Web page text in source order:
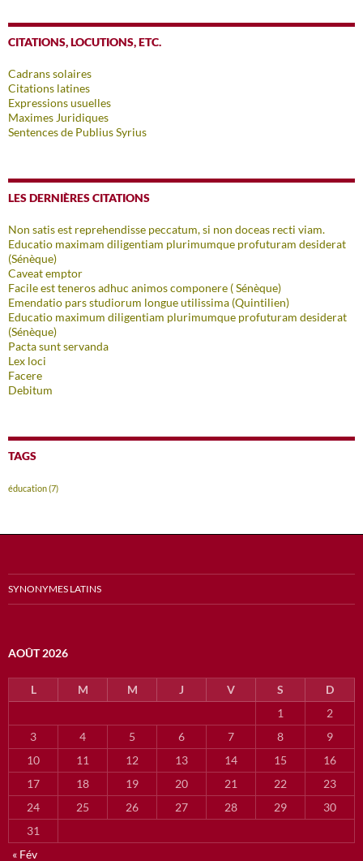
CITATIONS, LOCUTIONS, ETC.
Cadrans solaires
Citations latines
Expressions usuelles
Maximes Juridiques
Sentences de Publius Syrius
LES DERNIÈRES CITATIONS
Non satis est reprehendisse peccatum, si non doceas recti viam.
Educatio maximam diligentiam plurimumque profuturam desiderat
(Sénèque)
Caveat emptor
Facile est teneros adhuc animos componere ( Sénèque)
Emendatio pars studiorum longue utilissima (Quintilien)
Educatio maximum diligentiam plurimumque profuturam desiderat
(Sénèque)
Pacta sunt servanda
Lex loci
Facere
Debitum
TAGS
éducation(7)
SYNONYMES LATINS
AOÛT 2026
L M M J V S
D
1
2
3
4 5 6 7 8
9
10
11 12 13 14 15
16
17
18 19 20 21 22
23
24
25 26 27 28 29
30
31
« Fév